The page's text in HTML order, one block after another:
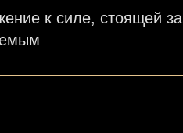
к силе, стоящей за